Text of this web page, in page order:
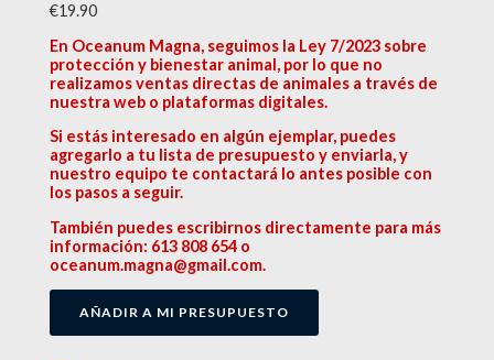
€19.90
En Oceanum Magna, seguimos la Ley 7/2023 sobre
protección y bienestar animal, por lo que no
realizamos ventas directas de animales a través de
nuestra web o plataformas digitales.
Si estás interesado en algún ejemplar, puedes
agregarlo a tu lista de presupuesto y enviarla, y
nuestro equipo te contactará lo antes posible con
los pasos a seguir.
También puedes escribirnos directamente para más
información: 613 808 654 o
oceanum.magna@gmail.com.
AÑADIR A MI PRESUPUESTO